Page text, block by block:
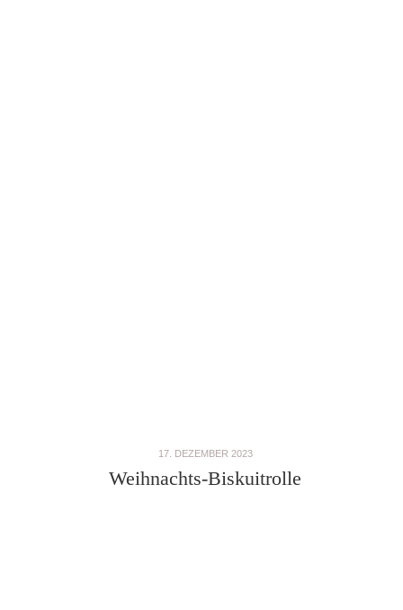
17. DEZEMBER 2023
Weihnachts-Biskuitrolle